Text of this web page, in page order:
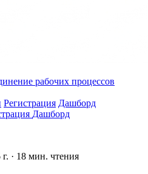
рабочих процессов
Регистрация Дашборд
Дашборд
· 18 мин. чтения